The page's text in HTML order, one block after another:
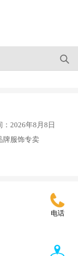
2026年8月8日
牌服饰专卖
电话